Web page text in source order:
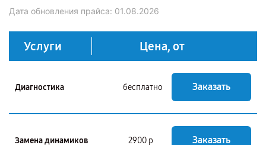
Дата обновления прайса: 01.08.2026
Услуги Цена, от
Диагностика бесплатно Заказать
Замена динамиков 2900 р Заказать